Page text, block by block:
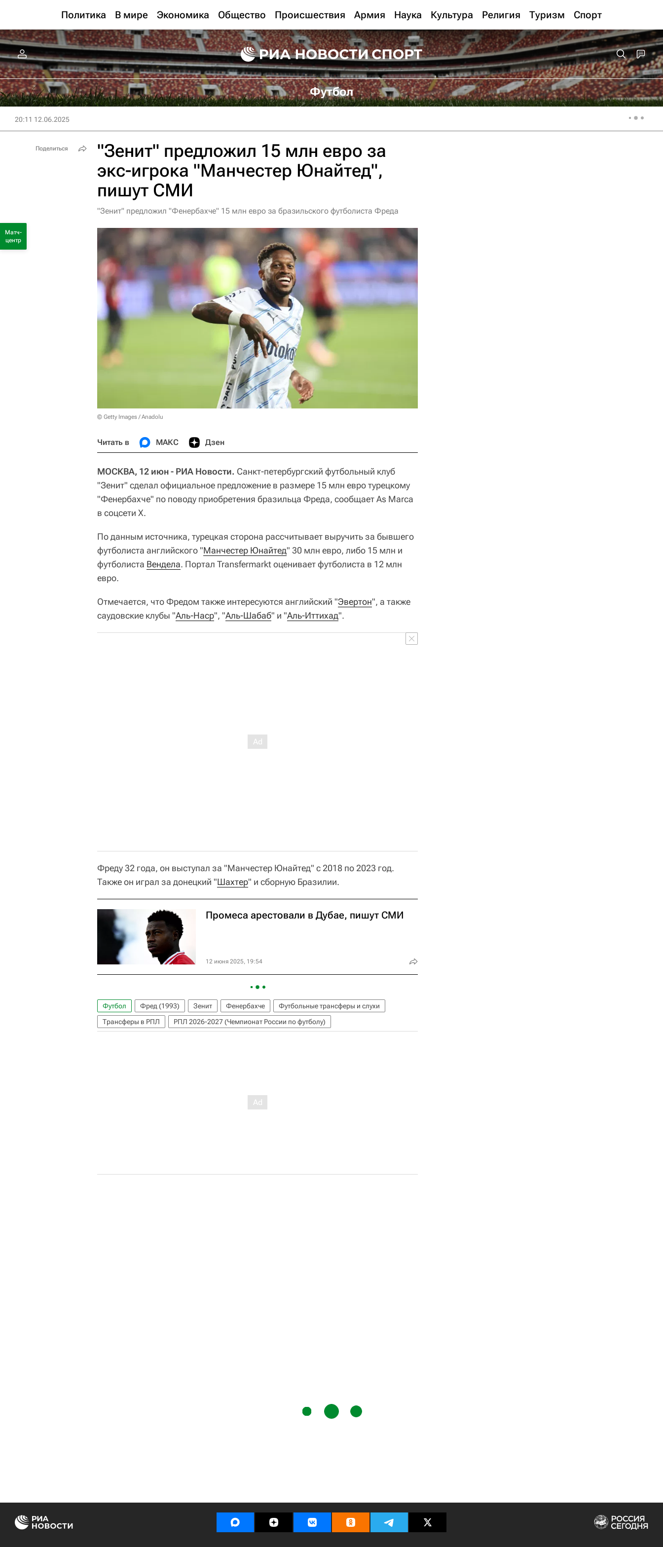
Политика В мире Экономика Общество Происшествия Армия Наука Культура Религия Туризм Спорт
Футбол
20:11 12.06.2025
"Зенит" предложил 15 млн евро за
экс-игрока "Манчестер Юнайтед",
пишут СМИ
"Зенит" предложил "Фенербахче" 15 млн евро за бразильского футболиста Фреда
© Getty Images / Anadolu
Читать в МАКС Дзен
МОСКВА, 12 июн - РИА Новости. Санкт-петербургский футбольный клуб
"Зенит" сделал официальное предложение в размере 15 млн евро турецкому
"Фенербахче" по поводу приобретения бразильца Фреда, сообщает As Marca
в соцсети Х.
По данным источника, турецкая сторона рассчитывает выручить за бывшего
футболиста английского "Манчестер Юнайтед" 30 млн евро, либо 15 млн и
футболиста Вендела. Портал Transfermarkt оценивает футболиста в 12 млн
евро.
Отмечается, что Фредом также интересуются английский "Эвертон", а также
саудовские клубы "Аль-Наср", "Аль-Шабаб" и "Аль-Иттихад".
Фреду 32 года, он выступал за "Манчестер Юнайтед" с 2018 по 2023 год.
Также он играл за донецкий "Шахтер" и сборную Бразилии.
Промеса арестовали в Дубае, пишут СМИ
12 июня 2025, 19:54
Футбол Фред (1993) Зенит Фенербахче
Футбольные трансферы и слухи
Трансферы в РПЛ
РПЛ 2026-2027 (Чемпионат России по футболу)
Поделиться
Матч-
центр